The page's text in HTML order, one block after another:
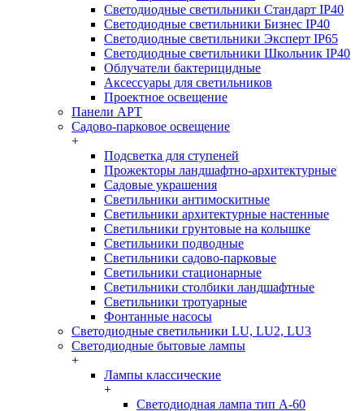
Светодиодные светильники Стандарт IP40
Светодиодные светильники Бизнес IP40
Светодиодные светильники Эксперт IP65
Светодиодные светильники Школьник IP40
Облучатели бактерицидные
Аксессуары для светильников
Проектное освещение
Панели АРТ
Садово-парковое освещение
+
Подсветка для ступеней
Прожекторы ландшафтно-архитектурные
Садовые украшения
Светильники антимоскитные
Светильники архитектурные настенные
Светильники грунтовые на колышке
Светильники подводные
Светильники садово-парковые
Светильники стационарные
Светильники столбики ландшафтные
Светильники тротуарные
Фонтанные насосы
Светодиодные светильники LU, LU2, LU3
Светодиодные бытовые лампы
+
Лампы классические
+
Светодиодная лампа тип A-60